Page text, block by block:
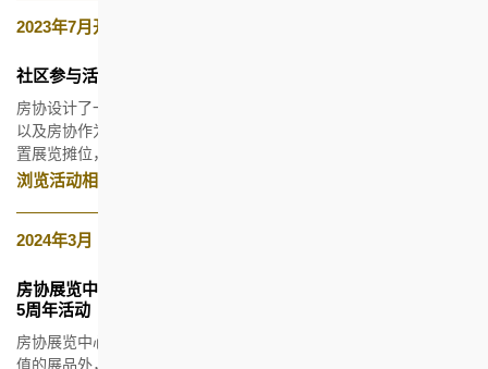
2023年7月开始
社区参与活动
房协设计了一个教育桌上游戏，让年轻一代了解香港的房屋发展，
以及房协作为「房屋实验室」的角色。另外，房协更於香港书展设
置展览摊位，并会举办学校外展计划，鼓励公衆一同参与。
浏览活动相片及短片
2024年3月
房协展览中心
5周年活动
房协展览中心於2018年12月启用。除了展出房协的资讯及具历史价
值的展品外，更是香港房屋发展的教学平台，为本港学生提供学习